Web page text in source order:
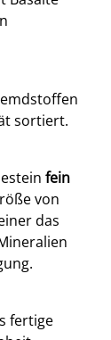
sortiert.
fein
von
das
fertige